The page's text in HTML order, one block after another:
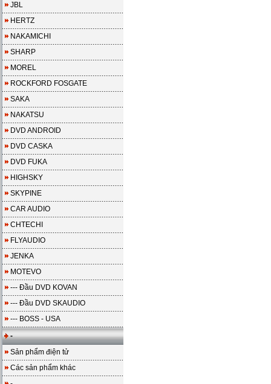
JBL
HERTZ
NAKAMICHI
SHARP
MOREL
ROCKFORD FOSGATE
SAKA
NAKATSU
DVD ANDROID
DVD CASKA
DVD FUKA
HIGHSKY
SKYPINE
CAR AUDIO
CHTECHI
FLYAUDIO
JENKA
MOTEVO
--- Đầu DVD KOVAN
--- Đầu DVD SKAUDIO
--- BOSS - USA
-
Sản phẩm điện tử
Các sản phẩm khác